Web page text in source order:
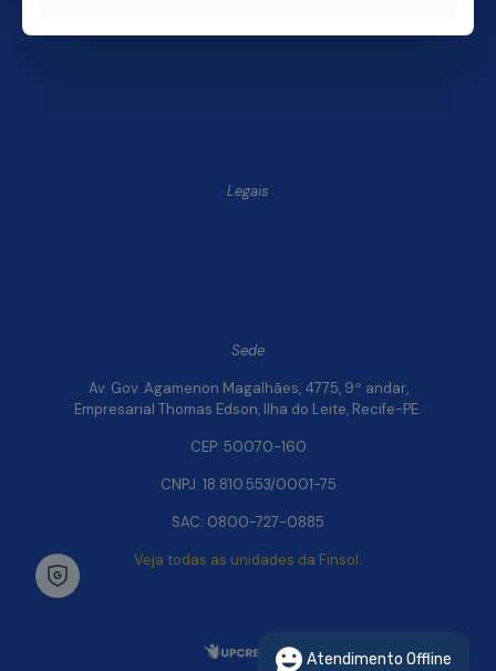
Legais
Sede
Av. Gov. Agamenon Magalhães, 4775, 9º andar,
Empresarial Thomas Edson, Ilha do Leite, Recife-PE.
CEP: 50070-160
CNPJ: 18.810.553/0001-75
SAC: 0800-727-0885
Veja todas as unidades da Finsol.
Chat Whatsapp